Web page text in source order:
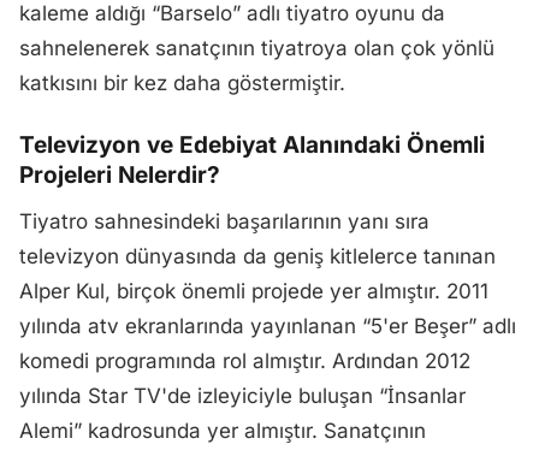
kaleme aldığı “Barselo” adlı tiyatro oyunu da
sahnelenerek sanatçının tiyatroya olan çok yönlü
katkısını bir kez daha göstermiştir.
Televizyon ve Edebiyat Alanındaki Önemli
Projeleri Nelerdir?
Tiyatro sahnesindeki başarılarının yanı sıra
televizyon dünyasında da geniş kitlelerce tanınan
Alper Kul, birçok önemli projede yer almıştır. 2011
yılında atv ekranlarında yayınlanan “5'er Beşer” adlı
komedi programında rol almıştır. Ardından 2012
yılında Star TV'de izleyiciyle buluşan “İnsanlar
Alemi” kadrosunda yer almıştır. Sanatçının